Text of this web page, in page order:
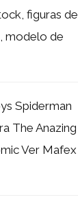
figuras de
modelo de
Spiderman
The Anazing
Ver Mafex